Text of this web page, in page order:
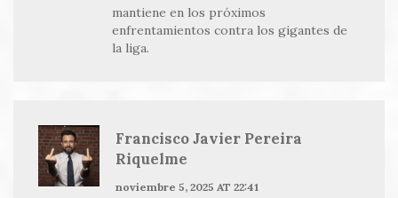
mantiene en los próximos
enfrentamientos contra los gigantes de
la liga.
Francisco Javier Pereira
Riquelme
noviembre 5, 2025 AT 22:41